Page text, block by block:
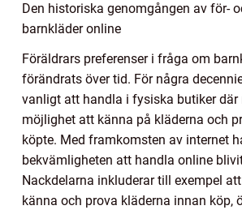
Den historiska genomgången av för-
barnkläder online
Föräldrars preferenser i fråga om
förändrats över tid. För några
vanligt att handla i fysiska butiker där
möjlighet att känna på kläderna och
köpte. Med framkomsten av internet
bekvämligheten att handla online
Nackdelarna inkluderar till exempel
känna och prova kläderna innan köp,